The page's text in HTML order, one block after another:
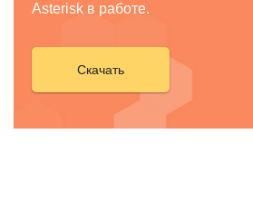
Asterisk в работе.
Скачать